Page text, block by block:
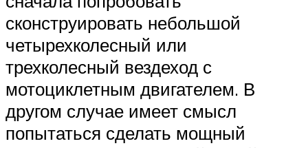
сконструировать небольшой
четырехколесный или
трехколесный вездеход с
мотоциклетным двигателем. В
другом случае имеет смысл
попытаться сделать мощный